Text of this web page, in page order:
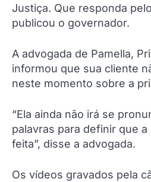
Justiça. Que responda
publicou o governador.
A advogada de Pamella,
informou que sua cliente
neste momento sobre a
“Ela ainda não irá se
palavras para definir que
feita”, disse a advogada.
Os vídeos gravados pela